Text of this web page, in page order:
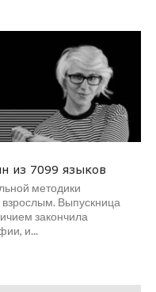
из 7099 языков
методики
Выпускница
закончила
и...